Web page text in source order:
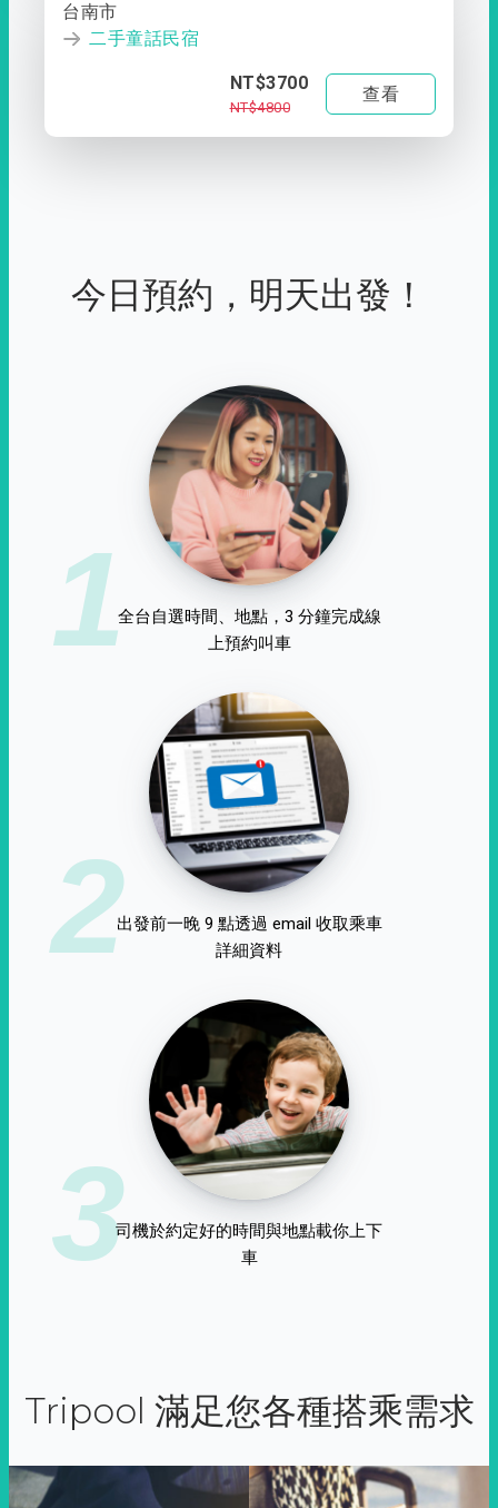
台南市
二手童話民宿
NT$3700
NT$4800
查看
今日預約，明天出發！
1全台自選時間、地點，3 分鐘完成線
上預約叫車
2出發前一晚 9 點透過 email 收取乘車
詳細資料
3司機於約定好的時間與地點載你上下
車
Tripool 滿足您各種搭乘需求